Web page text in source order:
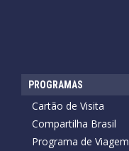
PROGRAMAS
Cartão de Visita
Compartilha Brasil
Programa de Viagem